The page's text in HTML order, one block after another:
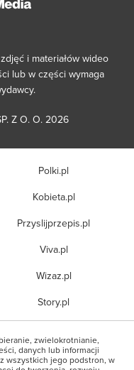
i materiałów wideo
lub w części wymaga
Z O. O. 2026
Polki.pl
Kobieta.pl
Przyslijprzepis.pl
Viva.pl
Wizaz.pl
Story.pl
zwielokrotnianie,
danych lub informacji
wszystkich jego podstron, w